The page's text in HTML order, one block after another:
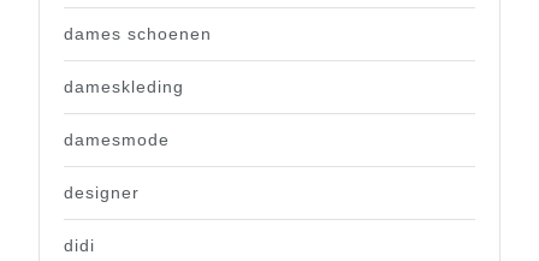
dames schoenen
dameskleding
damesmode
designer
didi